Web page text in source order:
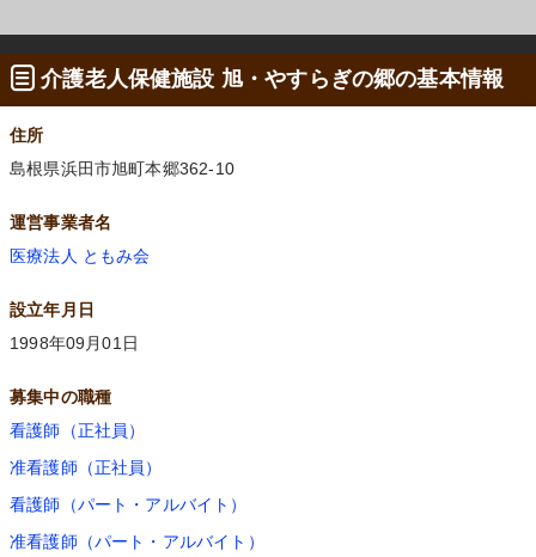
介護老人保健施設 旭・やすらぎの郷の基本情報
住所
島根県浜田市旭町本郷362-10
運営事業者名
医療法人 ともみ会
設立年月日
1998年09月01日
募集中の職種
看護師（正社員）
准看護師（正社員）
看護師（パート・アルバイト）
准看護師（パート・アルバイト）